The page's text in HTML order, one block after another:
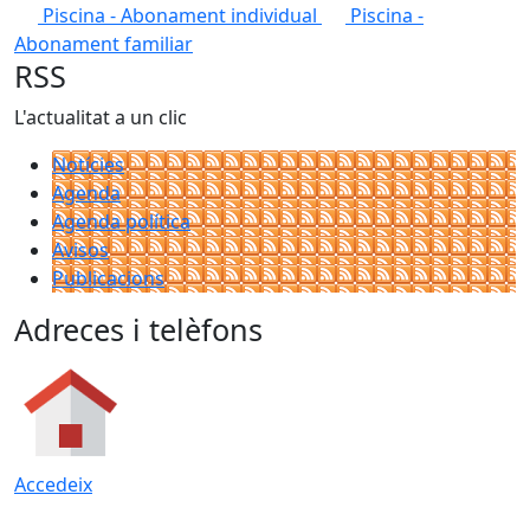
Piscina - Abonament individual
Piscina -
Abonament familiar
RSS
L'actualitat a un clic
Notícies
Agenda
Agenda política
Avisos
Publicacions
Adreces i telèfons
Accedeix